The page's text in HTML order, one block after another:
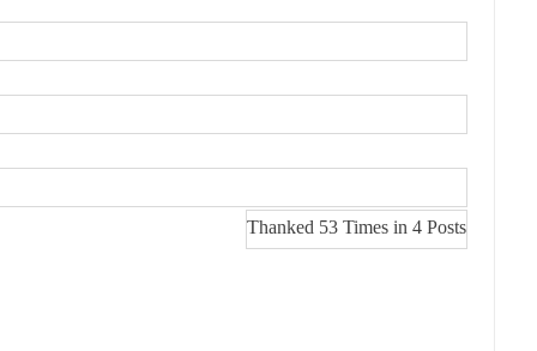
Thanked 53 Times in 4 Posts